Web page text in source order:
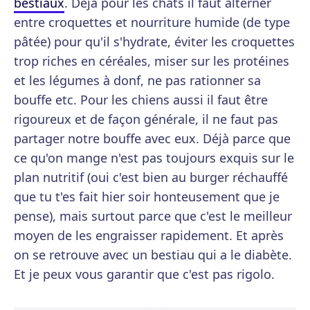
entre croquettes et nourriture humide (de type
pâtée) pour qu'il s'hydrate, éviter les croquettes
trop riches en céréales, miser sur les protéines
et les légumes à donf, ne pas rationner sa
bouffe etc. Pour les chiens aussi il faut être
rigoureux et de façon générale, il ne faut pas
partager notre bouffe avec eux. Déjà parce que
ce qu'on mange n'est pas toujours exquis sur le
plan nutritif (oui c'est bien au burger réchauffé
que tu t'es fait hier soir honteusement que je
pense), mais surtout parce que c'est le meilleur
moyen de les engraisser rapidement. Et après
on se retrouve avec un bestiau qui a le diabète.
Et je peux vous garantir que c'est pas rigolo.